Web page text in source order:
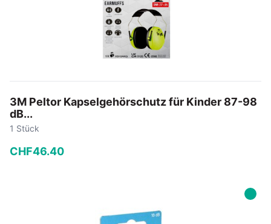
3M Peltor Kapselgehörschutz für Kinder 87-98
dB...
1 Stück
CHF46.40
In den Warenkorb